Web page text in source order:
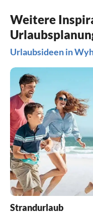
Weitere
Urlaubsideen in
Strandurlaub